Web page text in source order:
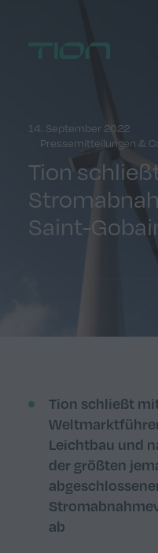
14. September 2022
Pressemitteilungen &
Tion
Saint-
Tion schließt
Leichtbau und
der größten
ab